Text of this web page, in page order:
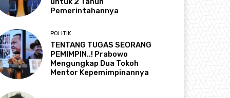
Pemerintahannya
POLITIK
TENTANG TUGAS SEORANG
PEMIMPIN..! Prabowo
Mengungkap Dua Tokoh
Mentor Kepemimpinannya